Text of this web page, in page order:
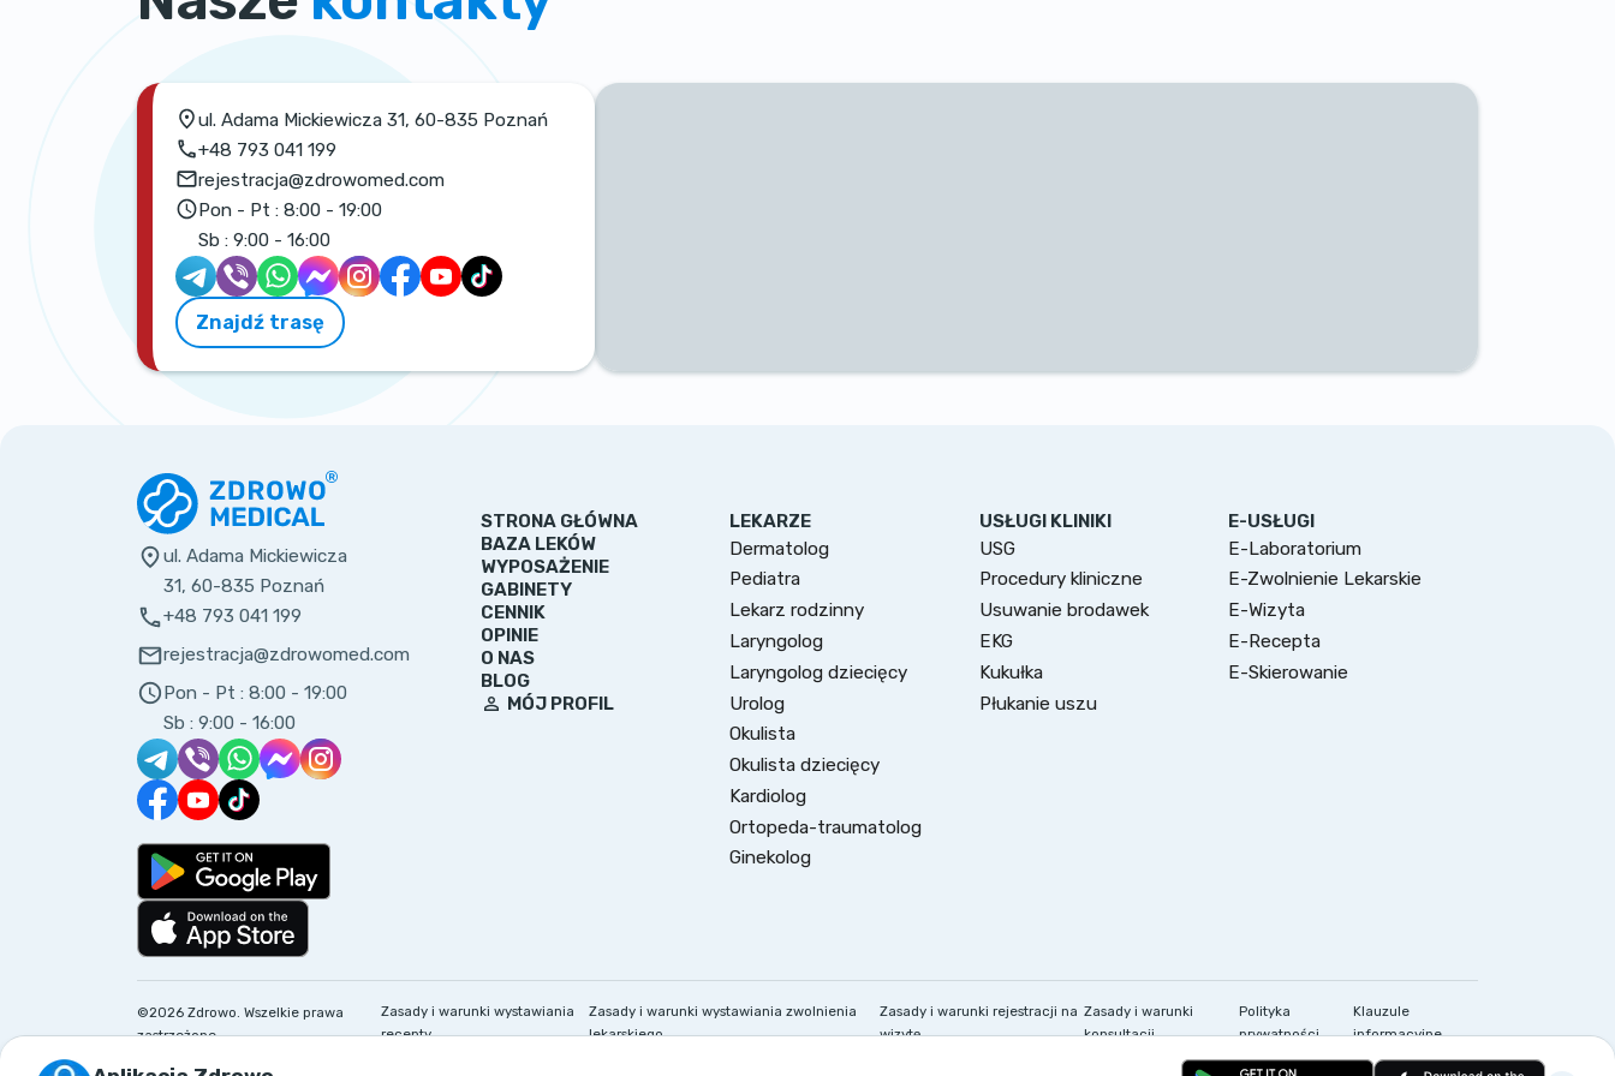
ul. Adama Mickiewicza 31, 60-835 Poznań
+48 793 041 199
rejestracja@zdrowomed.com
Pon - Pt : 8:00 - 19:00
Sb :9:00 - 16:00
Znajdź trasę
ul. Adama Mickiewicza
31, 60-835 Poznań
+48 793 041 199
rejestracja@zdrowomed.com
Pon - Pt : 8:00 - 19:00
Sb :9:00 - 16:00
STRONA GŁÓWNA
BAZA LEKÓW
WYPOSAŻENIE
GABINETY
CENNIK
OPINIE
O NAS
BLOG
MÓJ PROFIL
LEKARZE
Dermatolog
Pediatra
Lekarz rodzinny
Laryngolog
Laryngolog dziecięcy
Urolog
Okulista
Okulista dziecięcy
Kardiolog
Ortopeda-traumatolog
Ginekolog
USŁUGI KLINIKI
USG
Procedury kliniczne
Usuwanie brodawek
EKG
Kukułka
Płukanie uszu
E-USŁUGI
E-Laboratorium
E-Zwolnienie Lekarskie
E-Wizyta
E-Recepta
E-Skierowanie
©2026 Zdrowo.Wszelkie prawa
zastrzeżone
Zasady i warunki wystawiania
recepty
Zasady i warunki wystawiania zwolnienia
lekarskiego
Zasady i warunki rejestracji na
wizytę
Zasady i warunki
konsultacji
Polityka
prywatności
Klauzule
informacyjne